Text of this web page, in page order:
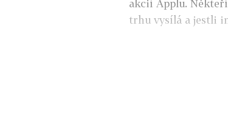
akcií Applu.
trhu vysílá a jestli